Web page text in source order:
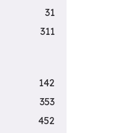
31
311
142
353
452